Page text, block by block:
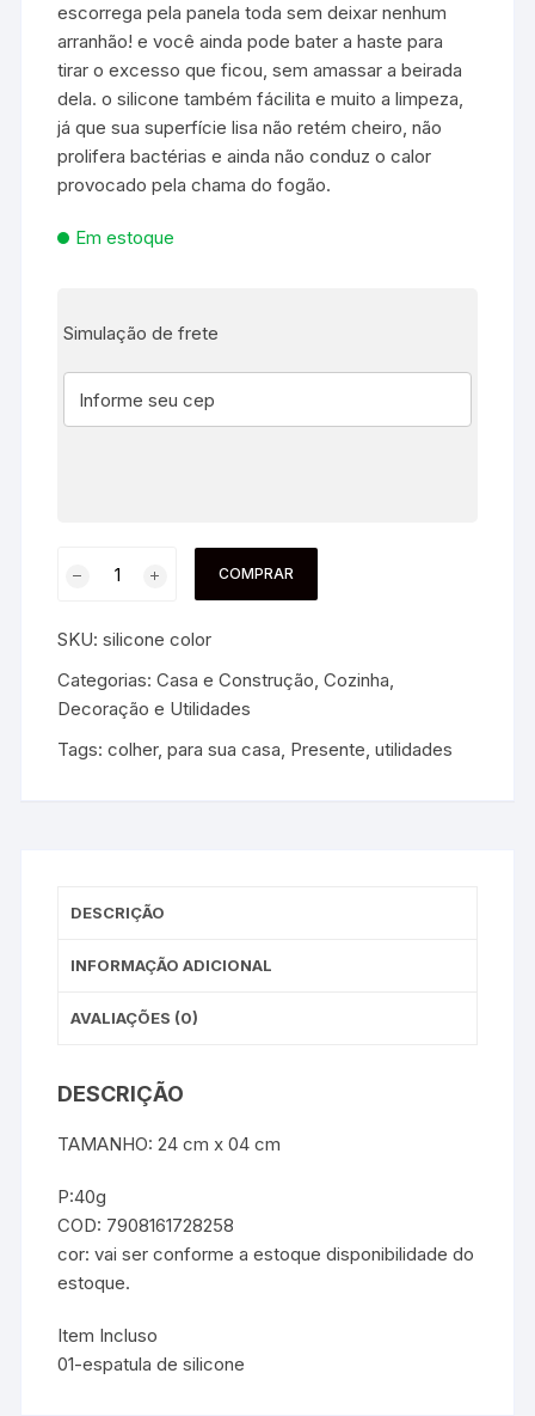
escorrega pela panela toda sem deixar nenhum
arranhão! e você ainda pode bater a haste para
tirar o excesso que ficou, sem amassar a beirada
dela. o silicone também fácilita e muito a limpeza,
já que sua superfície lisa não retém cheiro, não
prolifera bactérias e ainda não conduz o calor
provocado pela chama do fogão.
Em estoque
Simulação de frete
COMPRAR
SKU:silicone color
Categorias:Casa e Construção,Cozinha,
Decoração e Utilidades
Tags:colher,para sua casa, Presente,utilidades
DESCRIÇÃO
INFORMAÇÃO ADICIONAL
AVALIAÇÕES (0)
DESCRIÇÃO
TAMANHO: 24 cm x 04 cm
P:40g
COD: 7908161728258
cor: vai ser conforme a estoque disponibilidade do
estoque.
Item Incluso
01-espatula de silicone